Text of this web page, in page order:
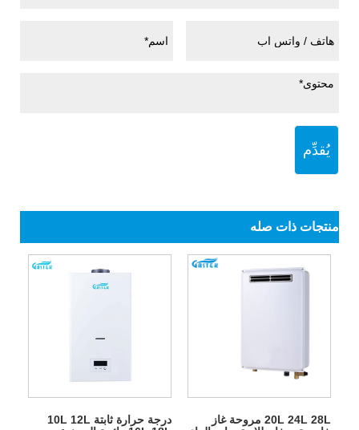
يُقدِّم
منتجات ذات صله
درجة حرارة ثابتة 10L 12L
20L 24L 28L مروحة غاز